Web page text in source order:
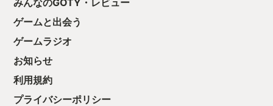
ゲームと出会う
ゲームラジオ
お知らせ
利用規約
プライバシーポリシー